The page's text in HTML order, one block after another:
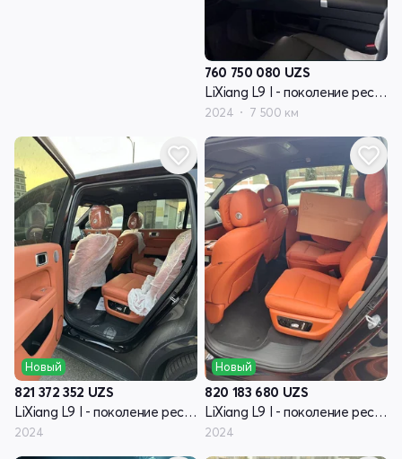
760 750 080 UZS
LiXiang L9 I - поколение рестайлинг
2024 7 500 км
Новый
821 372 352 UZS
LiXiang L9 I - поколение рестайлинг
2024
Новый
820 183 680 UZS
LiXiang L9 I - поколение рестайлинг
2024